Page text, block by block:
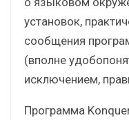
установок,
сообщения
(вполне
исключением,
Программа